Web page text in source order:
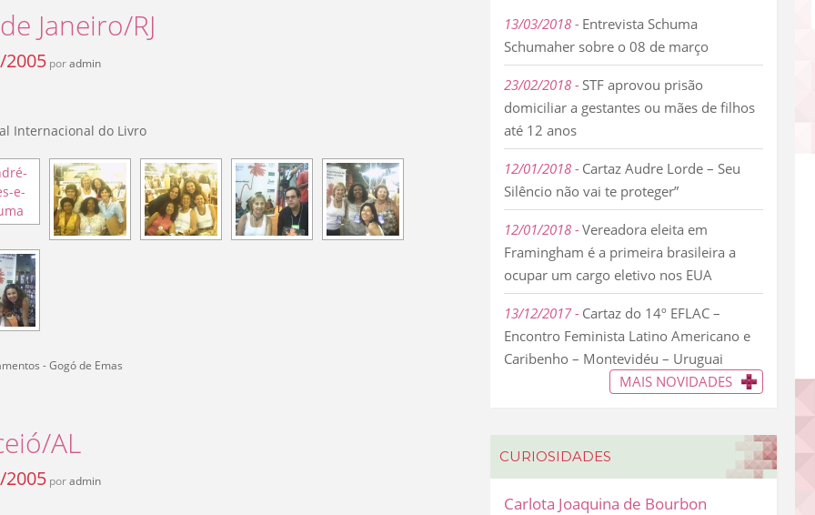
Janeiro/RJ
2005 poradmin
Internacional do Livro
- Gogó de Emas
AL
2005 poradmin
13/03/2018
Entrevista Schuma
Schumaher sobre o 08 de março
23/02/2018
STF aprovou prisão
domiciliar a gestantes ou mães de filhos
até 12 anos
12/01/2018
Cartaz Audre Lorde – Seu
Silêncio não vai te proteger”
12/01/2018 Vereadora eleita em
Framingham é a primeira brasileira a
ocupar um cargo eletivo nos EUA
13/12/2017
Cartaz do 14º EFLAC –
Encontro Feminista Latino Americano e
Caribenho – Montevidéu – Uruguai
MAIS NOVIDADES
CURIOSIDADES
Carlota Joaquina de Bourbon